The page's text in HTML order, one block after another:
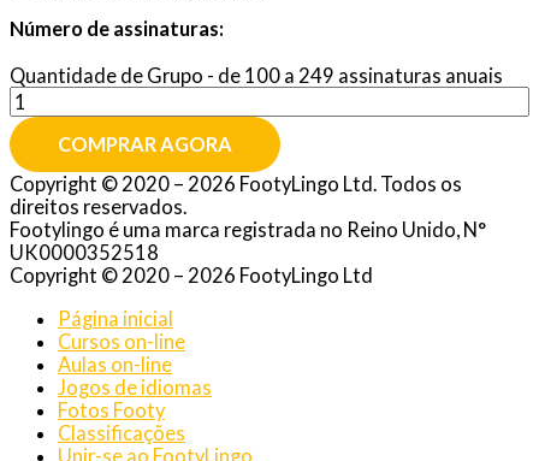
Número de assinaturas:
Quantidade de Grupo - de 100 a 249 assinaturas anuais
COMPRAR AGORA
Copyright © 2020 – 2026 FootyLingo Ltd. Todos os
direitos reservados.
Footylingo é uma marca registrada no Reino Unido, N°
UK0000352518
Copyright © 2020 – 2026 FootyLingo Ltd
Página inicial
Cursos on-line
Aulas on-line
Jogos de idiomas
Fotos Footy
Classificações
Unir-se ao FootyLingo